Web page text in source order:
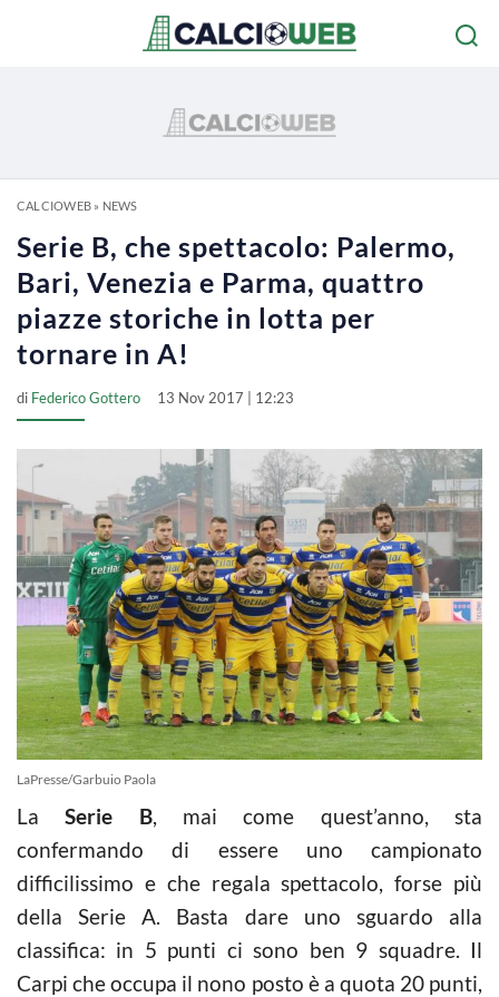
CALCIOWEB» NEWS
Serie B, che spettacolo: Palermo,
Bari, Venezia e Parma, quattro
piazze storiche in lotta per
tornare in A!
di Federico Gottero 13 Nov 2017 | 12:23
LaPresse/Garbuio Paola
LaSerie B, mai come quest’anno, sta
confermando di essere uno campionato
difficilissimo e che regala spettacolo, forse più
della Serie A. Basta dare uno sguardo alla
classifica: in 5 punti ci sono ben 9 squadre. Il
Carpi che occupa il nono posto è a quota 20 punti,